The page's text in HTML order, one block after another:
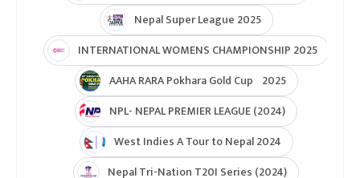
Nepal Super League 2025
INTERNATIONAL WOMENS CHAMPIONSHIP 2025
AAHA RARA Pokhara Gold Cup 2025
NPL- NEPAL PREMIER LEAGUE (2024)
West Indies A Tour to Nepal 2024
Nepal Tri-Nation T20I Series (2024)